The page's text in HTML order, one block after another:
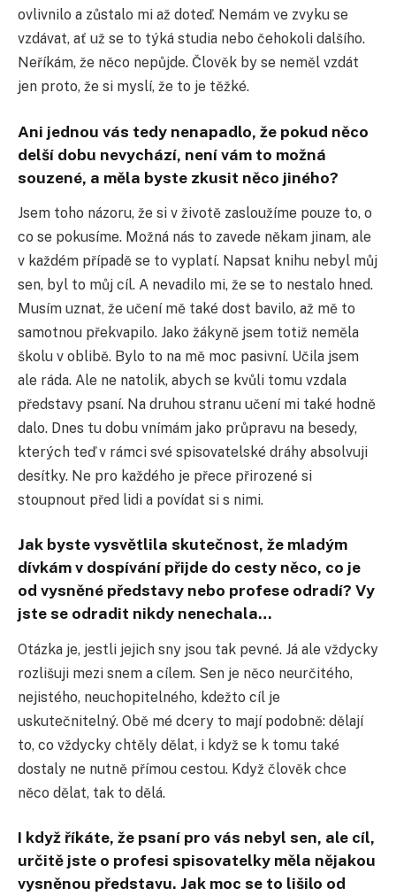
ovlivnilo a zůstalo mi až doteď. Nemám ve zvyku se
vzdávat, ať už se to týká studia nebo čehokoli dalšího.
Neříkám, že něco nepůjde. Člověk by se neměl vzdát
jen proto, že si myslí, že to je těžké.
Ani jednou vás tedy nenapadlo, že pokud něco
delší dobu nevychází, není vám to možná
souzené, a měla byste zkusit něco jiného?
Jsem toho názoru, že si v životě zasloužíme pouze to, o
co se pokusíme. Možná nás to zavede někam jinam, ale
v každém případě se to vyplatí. Napsat knihu nebyl můj
sen, byl to můj cíl. A nevadilo mi, že se to nestalo hned.
Musím uznat, že učení mě také dost bavilo, až mě to
samotnou překvapilo. Jako žákyně jsem totiž neměla
školu v oblibě. Bylo to na mě moc pasivní. Učila jsem
ale ráda. Ale ne natolik, abych se kvůli tomu vzdala
představy psaní. Na druhou stranu učení mi také hodně
dalo. Dnes tu dobu vnímám jako průpravu na besedy,
kterých teď v rámci své spisovatelské dráhy absolvuji
desítky. Ne pro každého je přece přirozené si
stoupnout před lidi a povídat si s nimi.
Jak byste vysvětlila skutečnost, že mladým
dívkám v dospívání přijde do cesty něco, co je
od vysněné představy nebo profese odradí? Vy
jste se odradit nikdy nenechala…
Otázka je, jestli jejich sny jsou tak pevné. Já ale vždycky
rozlišuji mezi snem a cílem. Sen je něco neurčitého,
nejistého, neuchopitelného, kdežto cíl je
uskutečnitelný. Obě mé dcery to mají podobně: dělají
to, co vždycky chtěly dělat, i když se k tomu také
dostaly ne nutně přímou cestou. Když člověk chce
něco dělat, tak to dělá.
I když říkáte, že psaní pro vás nebyl sen, ale cíl,
určitě jste o profesi spisovatelky měla nějakou
vysněnou představu. Jak moc se to lišilo od